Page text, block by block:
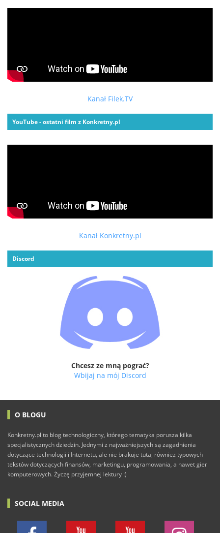
Kanał Filek.TV
YouTube - ostatni film z Konkretny.pl
Kanał Konkretny.pl
Discord
Chcesz ze mną pograć?
Wbijaj na mój Discord
O BLOGU
Konkretny.pl to blog technologiczny, którego tematyka porusza kilka
specjalistycznych dziedzin. Jednymi z najważniejszych są zagadnienia
dotyczące technologii i Internetu, ale nie brakuje tutaj również typowych
tekstów dotyczących finansów, marketingu, programowania, a nawet gier
komputerowych. Życzę przyjemnej lektury :)
SOCIAL MEDIA